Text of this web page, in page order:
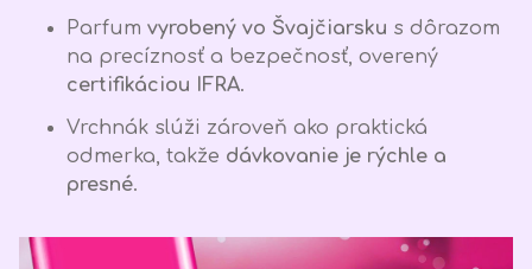
Parfum vyrobený vo Švajčiarsku s dôrazom
na precíznosť a bezpečnosť, overený
certifikáciou IFRA.
Vrchnák slúži zároveň ako praktická
odmerka, takže dávkovanie je rýchle a
presné.